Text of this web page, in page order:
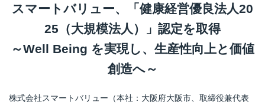
スマートバリュー、「健康経営優良法人20
25（大規模法人）」認定を取得
～Well Being を実現し、生産性向上と価値
創造へ～
株式会社スマートバリュー（本社：大阪府大阪市、取締役兼代表